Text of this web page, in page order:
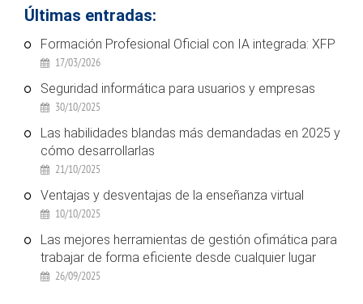
Últimas entradas:
Formación Profesional Oficial con IA integrada: XFP
17/03/2026
Seguridad informática para usuarios y empresas
30/10/2025
Las habilidades blandas más demandadas en 2025 y
cómo desarrollarlas
21/10/2025
Ventajas y desventajas de la enseñanza virtual
10/10/2025
Las mejores herramientas de gestión ofimática para
trabajar de forma eficiente desde cualquier lugar
26/09/2025